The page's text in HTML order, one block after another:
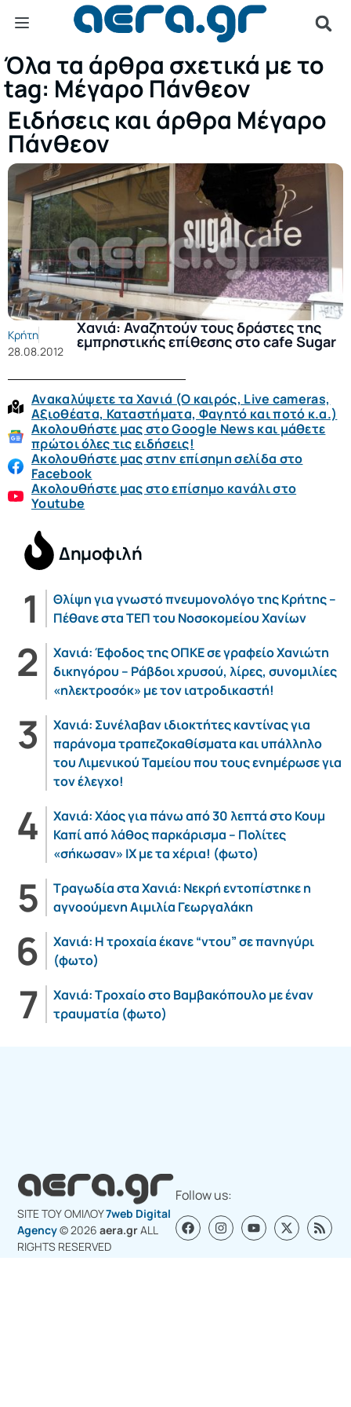
Όλα τα άρθρα σχετικά με το
tag: Μέγαρο Πάνθεον
Ειδήσεις και άρθρα Μέγαρο
Πάνθεον
Κρήτη
28.08.2012
Χανιά: Αναζητούν τους δράστες της
εμπρηστικής επίθεσης στο cafe Sugar
Ανακαλύψετε τα Χανιά (O καιρός, Live cameras,
Αξιοθέατα, Καταστήματα, Φαγητό και ποτό κ.α.)
Ακολουθήστε μας στο Google News και μάθετε
πρώτοι όλες τις ειδήσεις!
Ακολουθήστε μας στην επίσημη σελίδα στο
Facebook
Ακολουθήστε μας στο επίσημο κανάλι στο
Youtube
Δημοφιλή
Θλίψη για γνωστό πνευμονολόγο της Κρήτης –
Πέθανε στα ΤΕΠ του Νοσοκομείου Χανίων
Χανιά: Έφοδος της ΟΠΚΕ σε γραφείο Χανιώτη
δικηγόρου – Ράβδοι χρυσού, λίρες, συνομιλίες
«ηλεκτροσόκ» με τον ιατροδικαστή!
Χανιά: Συνέλαβαν ιδιοκτήτες καντίνας για
παράνομα τραπεζοκαθίσματα και υπάλληλο
του Λιμενικού Ταμείου που τους ενημέρωσε για
τον έλεγχο!
Χανιά: Χάος για πάνω από 30 λεπτά στο Κουμ
Καπί από λάθος παρκάρισμα – Πολίτες
«σήκωσαν» ΙΧ με τα χέρια! (φωτο)
Τραγωδία στα Χανιά: Νεκρή εντοπίστηκε η
αγνοούμενη Αιμιλία Γεωργαλάκη
Χανιά: Η τροχαία έκανε “ντου” σε πανηγύρι
(φωτο)
Χανιά: Τροχαίο στο Βαμβακόπουλο με έναν
τραυματία (φωτο)
SITE ΤΟΥ ΟΜΙΛΟY7web Digital
Agency© 2026aera.grALL
RIGHTS RESERVED
Follow us: